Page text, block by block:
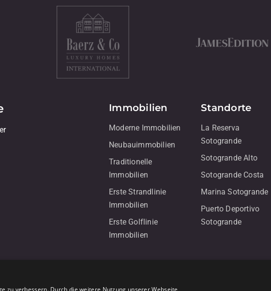
Immobilien
Moderne Immobilien
Neubauimmobilien
Traditionelle
Immobilien
Erste Strandlinie
Immobilien
Erste Golflinie
Immobilien
Standorte
La Reserva
Sotogrande
Sotogrande Alto
Sotogrande Costa
Marina Sotogrande
Puerto Deportivo
Sotogrande
zu verbessern. Durch die weitere Nutzung unserer Webseite